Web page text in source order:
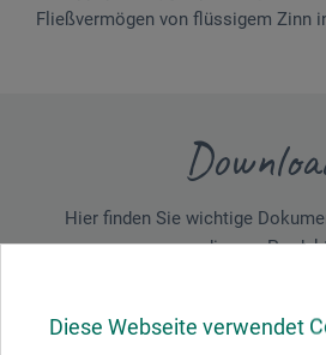
Diese Webseite verwendet
Fließvermögen von flüssigem Zinn
Hier finden Sie wichtige
diesem